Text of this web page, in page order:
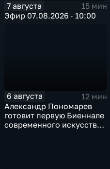
7 августа
15 мин
Эфир 07.08.2026 · 10:00
6 августа
12 мин
Александр Пономарев
готовит первую Биеннале
современного искусства